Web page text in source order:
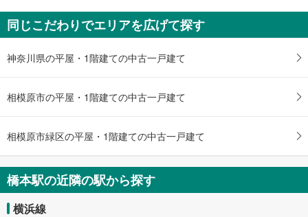
愛甲郡愛川町半原
4,980万円
未定
建物面積 -
同じこだわりでエリアを広げて探す
神奈川県の平屋・1階建ての中古一戸建て
相模原市の平屋・1階建ての中古一戸建て
相模原市緑区の平屋・1階建ての中古一戸建て
橋本駅の近隣の駅から探す
横浜線